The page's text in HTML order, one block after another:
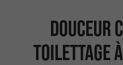
Douceur
Toilettage